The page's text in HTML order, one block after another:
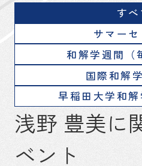
すべ
サマー
和解学週間（
国際和解
早稲田大学和
浅野 豊美に
ベント